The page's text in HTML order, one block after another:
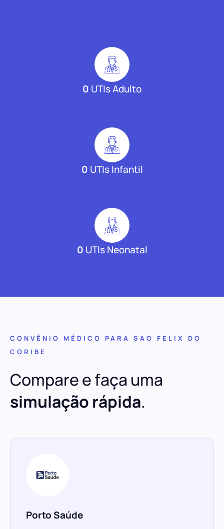
0 UTIs Adulto
0 UTIs Infantil
0 UTIs Neonatal
CONVÊNIO MÉDICO PARA SAO FELIX DO
CORIBE
Compare e faça uma
simulação rápida.
Porto Saúde